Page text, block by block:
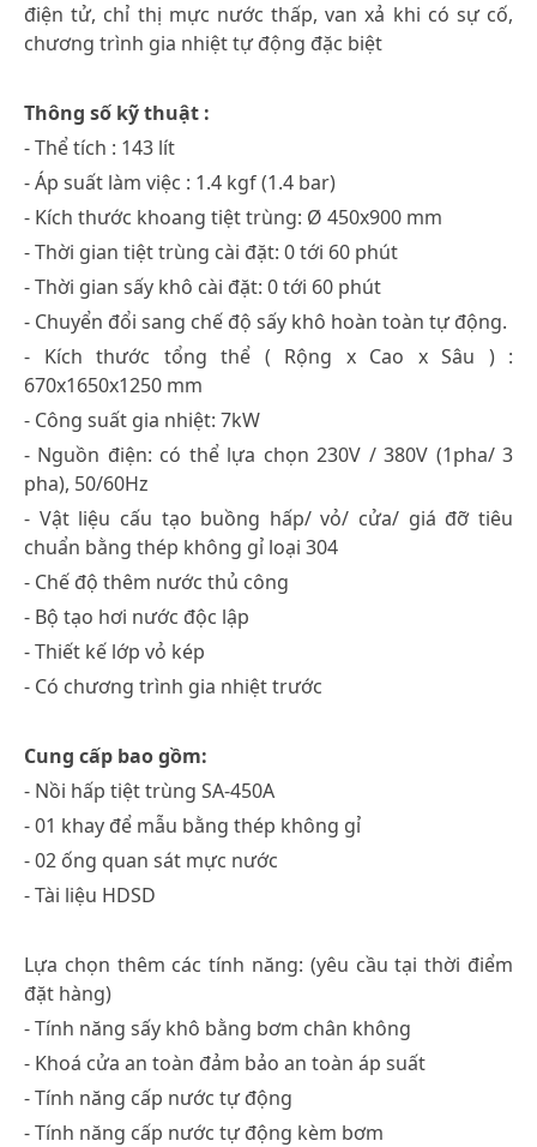
điện tử, chỉ thị mực nước thấp, van xả khi có sự cố,
chương trình gia nhiệt tự động đặc biệt
Thông số kỹ thuật :
- Thể tích : 143 lít
- Áp suất làm việc : 1.4 kgf (1.4 bar)
- Kích thước khoang tiệt trùng: Ø 450x900 mm
- Thời gian tiệt trùng cài đặt: 0 tới 60 phút
- Thời gian sấy khô cài đặt: 0 tới 60 phút
- Chuyển đổi sang chế độ sấy khô hoàn toàn tự động.
- Kích thước tổng thể ( Rộng x Cao x Sâu ) :
670x1650x1250 mm
- Công suất gia nhiệt: 7kW
- Nguồn điện: có thể lựa chọn 230V / 380V (1pha/ 3
pha), 50/60Hz
- Vật liệu cấu tạo buồng hấp/ vỏ/ cửa/ giá đỡ tiêu
chuẩn bằng thép không gỉ loại 304
- Chế độ thêm nước thủ công
- Bộ tạo hơi nước độc lập
- Thiết kế lớp vỏ kép
- Có chương trình gia nhiệt trước
Cung cấp bao gồm:
- Nồi hấp tiệt trùng SA-450A
- 01 khay để mẫu bằng thép không gỉ
- 02 ống quan sát mực nước
- Tài liệu HDSD
Lựa chọn thêm các tính năng: (yêu cầu tại thời điểm
đặt hàng)
- Tính năng sấy khô bằng bơm chân không
- Khoá cửa an toàn đảm bảo an toàn áp suất
- Tính năng cấp nước tự động
- Tính năng cấp nước tự động kèm bơm